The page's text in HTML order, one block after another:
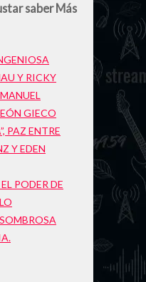
saber Más
Y RICKY
GIECO
PAZ ENTRE
Y EDEN
PODER DE